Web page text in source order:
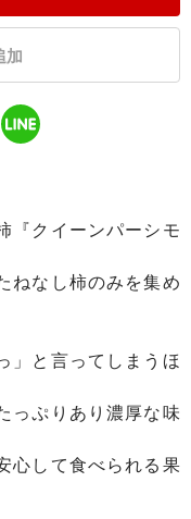
加
『クイーンパーシモ
ねなし柿のみを集め
」と言ってしまうほ
っぷりあり濃厚な味
心して食べられる果